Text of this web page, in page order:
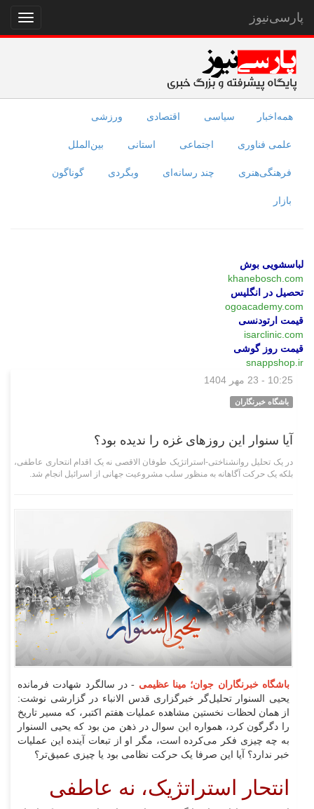
نمایش
منو
پارسی‌نیوز
همه‌اخبار سیاسی اقتصادی ورزشی
علمی فناوری اجتماعی استانی بین‌الملل
فرهنگی‌هنری چند رسانه‌ای وبگردی گوناگون
بازار
لباسشویی بوش
khanebosch.com
تحصیل در انگلیس
ogoacademy.com
قیمت ارتودنسی
isarclinic.com
قیمت روز گوشی
snappshop.ir
10:25 - 23 مهر 1404
باشگاه خبرنگاران
آیا سنوار این روزهای غزه را ندیده بود؟
در یک تحلیل روانشناختی-استراتژیک طوفان الاقصی نه یک اقدام انتحاری عاطفی،
بلکه یک حرکت آگاهانه به منظور سلب مشروعیت جهانی از اسرائیل انجام شد.
باشگاه خبرنگاران جوان؛ مینا عظیمی - در سالگرد شهادت فرمانده
یحیی السنوار تحلیل‌گر خبرگزاری قدس الانباء در گزارشی نوشت:
از همان لحظات نخستین مشاهده عملیات هفتم اکتبر، که مسیر تاریخ
را دگرگون کرد، همواره این سوال در ذهن من بود که یحیی السنوار
به چه چیزی فکر می‌کرده است، مگر او از تبعات آینده این عملیات
خبر ندارد؟ آیا این صرفا یک حرکت نظامی بود یا چیزی عمیق‌تر؟
انتحار استراتژیک، نه عاطفی